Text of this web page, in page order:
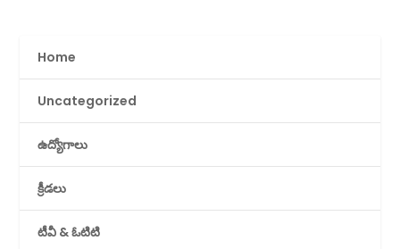
Home
Uncategorized
ఉద్యోగాలు
క్రీడలు
టీవీ & ఓటిటి